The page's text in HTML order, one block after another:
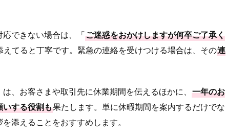
できない場合は、「ご迷惑をおかけしますが何卒ご了承く
えてると丁寧です。緊急の連絡を受けつける場合は、その連
、お客さまや取引先に休業期間を伝えるほかに、 一年のお
いする役割も果たします。単に休暇期間を案内するだけでな
添えることをおすすめします。